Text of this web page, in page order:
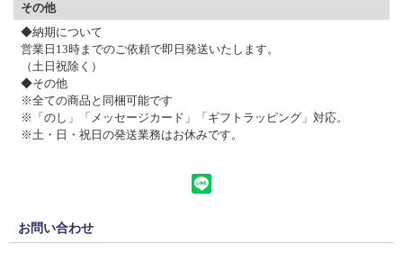
その他
◆納期について
営業日13時までのご依頼で即日発送いたします。
（土日祝除く）
◆その他
※全ての商品と同梱可能です
※「のし」「メッセージカード」「ギフトラッピング」対応。
※土・日・祝日の発送業務はお休みです。
お問い合わせ